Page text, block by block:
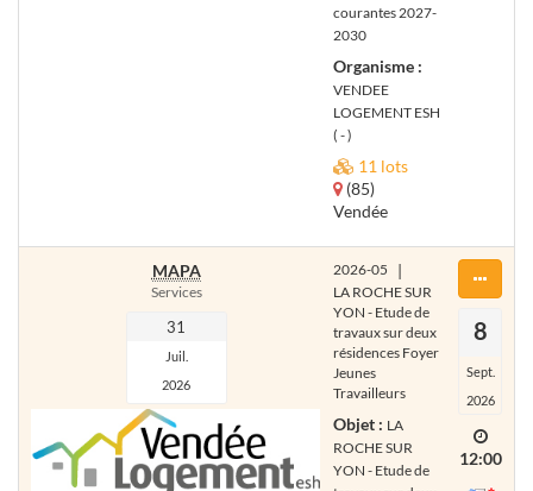
courantes 2027-
2030
Organisme :
VENDEE
LOGEMENT ESH
( - )
11 lots
(85)
Vendée
MAPA
Services
31
Juil.
2026
2026-05 |
LA ROCHE SUR
YON - Etude de
travaux sur deux
résidences Foyer
Jeunes
Travailleurs
Objet : LA
ROCHE SUR
YON - Etude de
8
Sept.
2026
12:00